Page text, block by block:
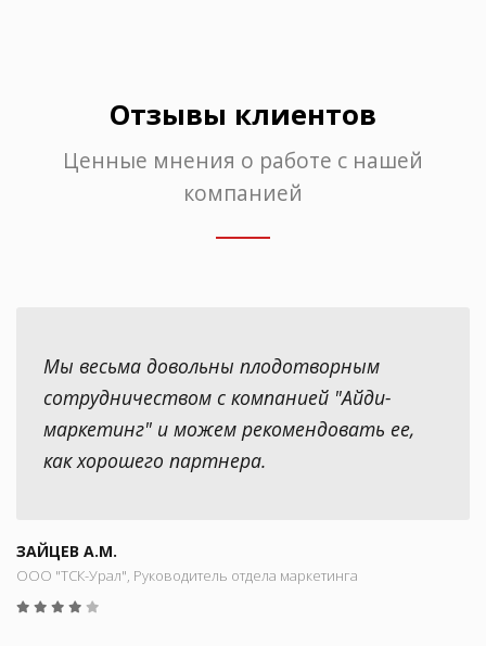
Отзывы клиентов
Ценные мнения о работе с нашей
компанией
Мы весьма довольны плодотворным
сотрудничеством с компанией "Айди-
маркетинг" и можем рекомендовать ее,
как хорошего партнера.
ЗАЙЦЕВ А.М.
ООО "ТСК-Урал", Руководитель отдела маркетинга